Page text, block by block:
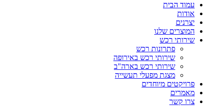
עמוד הבית
אודות
יצרנים
המוצרים שלנו
שירותי רכש
פתרונות רכש
שירותי רכש באירופה
שירותי רכש בארה"ב
מצגת מפעלי תעשייה
פרויקטים מיוחדים
מאמרים
צרו קשר